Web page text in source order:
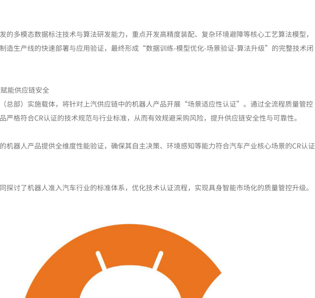
的多模态数据标注技术与算法研发能力，重点开发高精度装配、复杂环境避障等核心工艺算法模型，
造生产线的快速部署与应用验证，最终形成“数据训练-模型优化-场景验证-算法升级”的完整技术闭
能供应链安全
总部）实施载体，将针对上汽供应链中的机器人产品开展“场景适应性认证”。通过全流程质量管控
严格符合CR认证的技术规范与行业标准，从而有效规避采购风险，提升供应链安全性与可靠性。
机器人产品提供全维度性能验证，确保其自主决策、环境感知等能力符合汽车产业核心场景的CR认证
探讨了机器人准入汽车行业的标准体系，优化技术认证流程，实现具身智能市场化的质量管控升级。